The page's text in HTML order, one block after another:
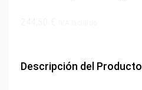
Descripción del Producto